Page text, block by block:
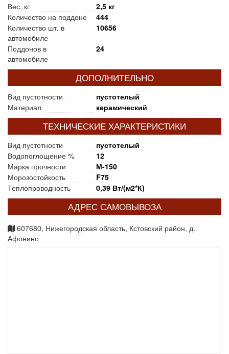
Вес, кг
2,5 кг
Количество на поддоне
444
Количество шт. в
автомобиле
10656
Поддонов в
автомобиле
24
ДОПОЛНИТЕЛЬНО
Вид пустотности
пустотелый
Материал
керамический
ТЕХНИЧЕСКИЕ ХАРАКТЕРИСТИКИ
Вид пустотности
пустотелый
Водопоглощение %
12
Марка прочности
М-150
Морозостойкость
F75
Теплопроводность
0,39 Вт/(м2*К)
АДРЕС САМОВЫВОЗА
607680, Нижегородская область, Кстовский район, д.
Афонино